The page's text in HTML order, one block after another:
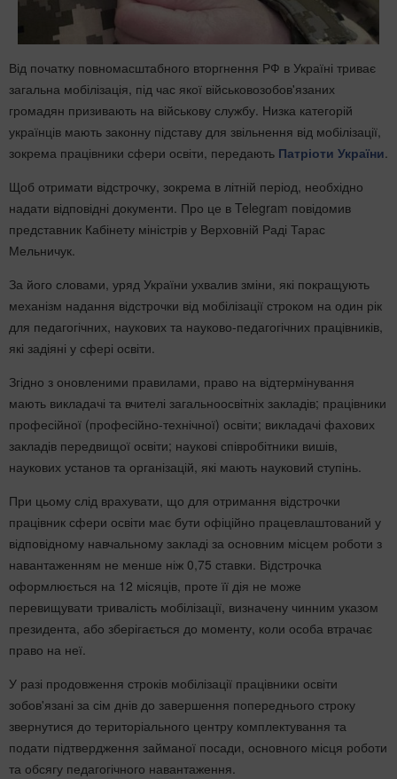
Від початку повномасштабного вторгнення РФ в Україні триває
загальна мобілізація, під час якої військовозобов'язаних
громадян призивають на військову службу. Низка категорій
українців мають законну підставу для звільнення від мобілізації,
зокрема працівники сфери освіти, передають Патріоти України.
Щоб отримати відстрочку, зокрема в літній період, необхідно
надати відповідні документи. Про це в Telegram повідомив
представник Кабінету міністрів у Верховній Раді Тарас
Мельничук.
За його словами, уряд України ухвалив зміни, які покращують
механізм надання відстрочки від мобілізації строком на один рік
для педагогічних, наукових та науково-педагогічних працівників,
які задіяні у сфері освіти.
Згідно з оновленими правилами, право на відтермінування
мають викладачі та вчителі загальноосвітніх закладів; працівники
професійної (професійно-технічної) освіти; викладачі фахових
закладів передвищої освіти; наукові співробітники вишів,
наукових установ та організацій, які мають науковий ступінь.
При цьому слід врахувати, що для отримання відстрочки
працівник сфери освіти має бути офіційно працевлаштований у
відповідному навчальному закладі за основним місцем роботи з
навантаженням не менше ніж 0,75 ставки. Відстрочка
оформлюється на 12 місяців, проте її дія не може
перевищувати тривалість мобілізації, визначену чинним указом
президента, або зберігається до моменту, коли особа втрачає
право на неї.
У разі продовження строків мобілізації працівники освіти
зобов'язані за сім днів до завершення попереднього строку
звернутися до територіального центру комплектування та
подати підтвердження займаної посади, основного місця роботи
та обсягу педагогічного навантаження.